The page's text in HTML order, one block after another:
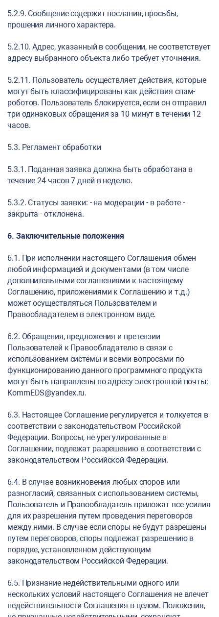
5.2.9. Сообщение содержит послания, просьбы,
прошения личного характера.
5.2.10. Адрес, указанный в сообщении, не соответствует
адресу выбранного объекта либо требует уточнения.
5.2.11. Пользователь осуществляет действия, которые
могут быть классифицированы как действия спам-
роботов. Пользователь блокируется, если он отправил
три одинаковых обращения за 10 минут в течении 12
часов.
5.3. Регламент обработки
5.3.1. Поданная заявка должна быть обработана в
течение 24 часов 7 дней в неделю.
5.3.2. Статусы заявки: - на модерации - в работе -
закрыта - отклонена.
6. Заключительные положения
6.1. При исполнении настоящего Соглашения обмен
любой информацией и документами (в том числе
дополнительными соглашениями к настоящему
Соглашению, приложениями к Соглашению и т.д.)
может осуществляться Пользователем и
Правообладателем в электронном виде.
6.2. Обращения, предложения и претензии
Пользователей к Правообладателю в связи с
использованием системы и всеми вопросами по
функционированию данного программного продукта
могут быть направлены по адресу электронной почты:
KommEDS@yandex.ru.
6.3. Настоящее Соглашение регулируется и толкуется в
соответствии с законодательством Российской
Федерации. Вопросы, не урегулированные в
Соглашении, подлежат разрешению в соответствии с
законодательством Российской Федерации.
6.4. В случае возникновения любых споров или
разногласий, связанных с использованием системы,
Пользователь и Правообладатель приложат все усилия
для их разрешения путем проведения переговоров
между ними. В случае если споры не будут разрешены
путем переговоров, споры подлежат разрешению в
порядке, установленном действующим
законодательством Российской Федерации.
6.5. Признание недействительными одного или
нескольких условий настоящего Соглашения не влечет
недействительности Соглашения в целом. Положения,